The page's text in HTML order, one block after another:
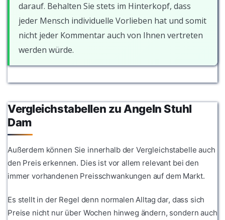
darauf. Behalten Sie stets im Hinterkopf, dass
jeder Mensch individuelle Vorlieben hat und somit
nicht jeder Kommentar auch von Ihnen vertreten
werden würde.
Vergleichstabellen zu Angeln Stuhl
Dam
Außerdem können Sie innerhalb der Vergleichstabelle auch
den Preis erkennen. Dies ist vor allem relevant bei den
immer vorhandenen Preisschwankungen auf dem Markt.
Es stellt in der Regel denn normalen Alltag dar, dass sich
Preise nicht nur über Wochen hinweg ändern, sondern auch